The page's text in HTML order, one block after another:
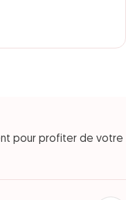
pour profiter de votre